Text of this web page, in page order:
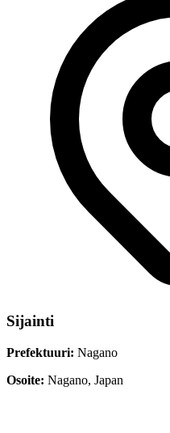
Sijainti
Prefektuuri: Nagano
Osoite: Nagano, Japan